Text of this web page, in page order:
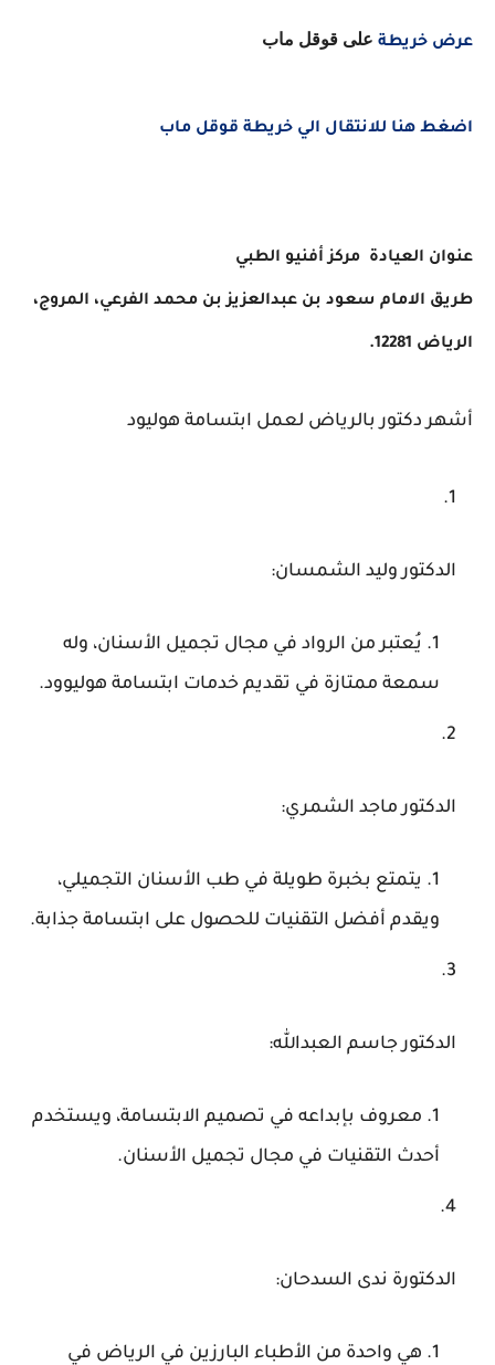
عرض خريطة على قوقل ماب
اضغط هنا للانتقال الي خريطة قوقل ماب
عنوان العيادة مركز أفنيو الطبي
طريق الامام سعود بن عبدالعزيز بن محمد الفرعي، المروج،
الرياض 12281.
أشهر دكتور بالرياض لعمل ابتسامة هوليود
الدكتور وليد الشمسان:
يُعتبر من الرواد في مجال تجميل الأسنان، وله
سمعة ممتازة في تقديم خدمات ابتسامة هوليوود.
الدكتور ماجد الشمري:
يتمتع بخبرة طويلة في طب الأسنان التجميلي،
ويقدم أفضل التقنيات للحصول على ابتسامة جذابة.
الدكتور جاسم العبدالله:
معروف بإبداعه في تصميم الابتسامة، ويستخدم
أحدث التقنيات في مجال تجميل الأسنان.
الدكتورة ندى السدحان:
هي واحدة من الأطباء البارزين في الرياض في